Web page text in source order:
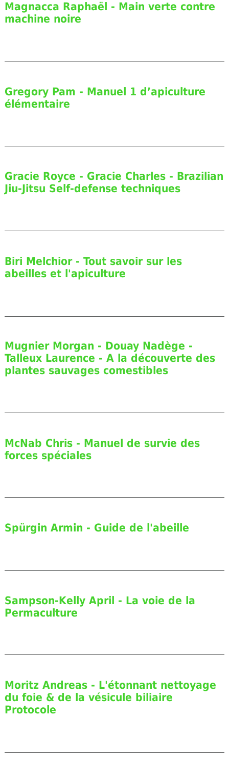
Magnacca Raphaël - Main verte contre
machine noire
Gregory Pam - Manuel 1 d’apiculture
élémentaire
Gracie Royce - Gracie Charles - Brazilian
Jiu-Jitsu Self-defense techniques
Biri Melchior - Tout savoir sur les
abeilles et l'apiculture
Mugnier Morgan - Douay Nadège -
Talleux Laurence - A la découverte des
plantes sauvages comestibles
McNab Chris - Manuel de survie des
forces spéciales
Spürgin Armin - Guide de l'abeille
Sampson-Kelly April - La voie de la
Permaculture
Moritz Andreas - L'étonnant nettoyage
du foie & de la vésicule biliaire
Protocole